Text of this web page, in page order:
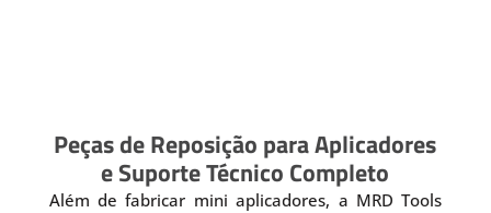
Peças de Reposição para Aplicadores
e Suporte Técnico Completo
Além de fabricar mini aplicadores, a MRD Tools